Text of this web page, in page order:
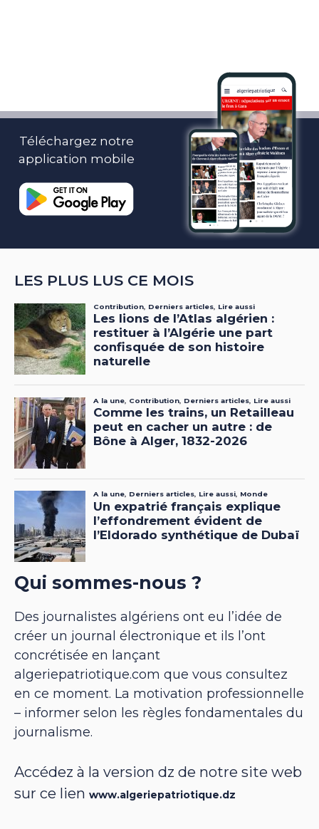
Téléchargez notre
application mobile
LES PLUS LUS CE MOIS
Qui sommes-nous ?
Des journalistes algériens ont eu l’idée de
créer un journal électronique et ils l’ont
concrétisée en lançant
algeriepatriotique.com que vous consultez
en ce moment. La motivation professionnelle
– informer selon les règles fondamentales du
journalisme.
Accédez à la version dz de notre site web
sur ce lien www.algeriepatriotique.dz